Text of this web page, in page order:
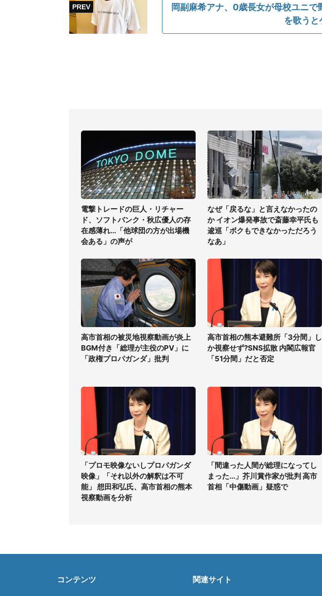
岡副麻希アナ、0歳長女が母校ユニ
を歌うと
電撃トレードの巨人・リチャー
ド、ソフトバンク・秋広優人の存
在感薄れ...「他球団の方が出場機
会ある」の声が
なぜ「戻るな」と言えなかったの
か イオン爆発事故で斎藤幸平氏も
逡巡「ボクもできなかっただろう
なあ」
高市首相の被災地視察動画が炎上
BGM付き「総理が主役のPV」に
「政権プロパガンダ」批判
高市首相の熊本避難所「3分間」し
か視察せず?SNS拡散 内閣広報官
「51分間」だと否定
「プロモ映像ないしプロパガンダ
映像」「それ以外の解釈は不可
能」 想田和弘氏、高市首相の熊本
視察動画を分析
「間違った人間が総理になってし
まった...」芥川賞作家が批判 高市
首相「中傷動画」疑惑で
コンテンツ 関連サイト